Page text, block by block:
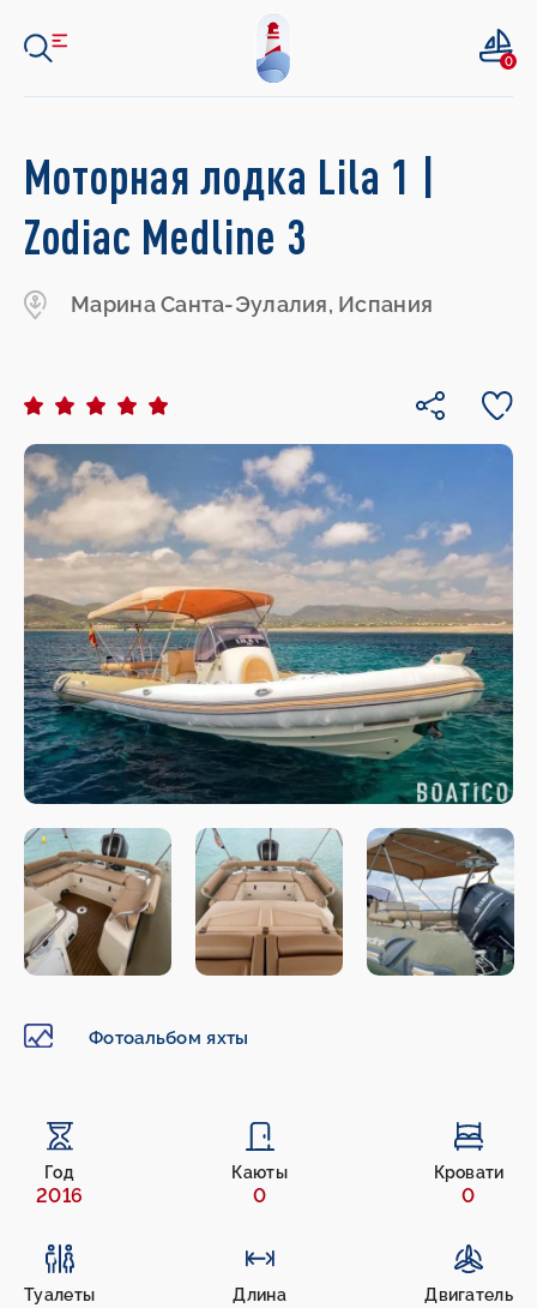
0
Моторная лодка Lila 1 |
Zodiac Medline 3
Марина Санта-Эулалия, Испания
Фотоальбом яхты
Год
2016
Каюты
0
Кровати
0
Туалеты Длина Двигатель